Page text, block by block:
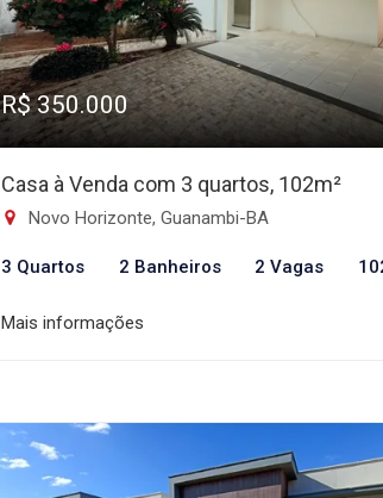
R$ 350.000
Casa à Venda com 3 quartos, 102m²
Novo Horizonte, Guanambi-BA
3 Quartos 2 Banheiros 2 Vagas
Mais informações